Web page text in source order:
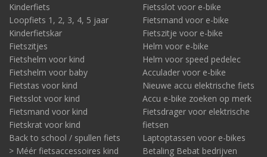
Kinderfiets
Loopfiets 1, 2, 3, 4, 5 jaar
Kinderfietskar
Fietszitjes
Fietshelm voor kind
Fietshelm voor baby
Fietstas voor kind
Fietsslot voor kind
Fietsmand voor kind
Fietskrat voor kind
Back to school / spullen fiets
> Méér fietsaccessoires kind
Fietsslot voor e-bike
Fietsmand voor e-bike
Fietszitje voor e-bike
Helm voor e-bike
Helm voor speed pedelec
Acculader voor e-bike
Nieuwe accu elektrische fiets
Accu e-bike zoeken op merk
Fietsdrager voor elektrische
fietsen
Laptoptassen voor e-bikes
Betaling Bebat bedrijven